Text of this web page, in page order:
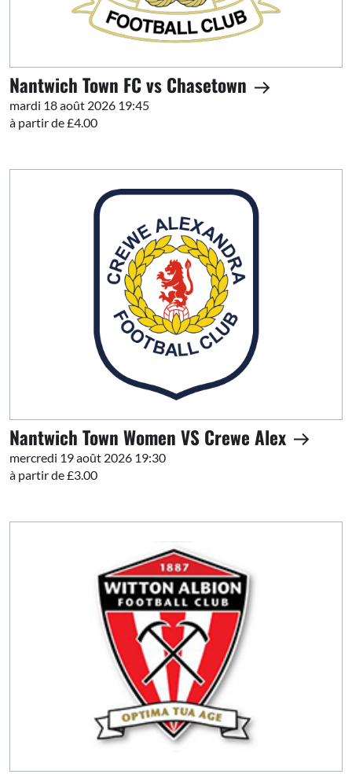
Nantwich Town FC vs Chasetown
mardi 18 août 2026 19:45
à partir de £4.00
Nantwich Town Women VS Crewe Alex
mercredi 19 août 2026 19:30
à partir de £3.00